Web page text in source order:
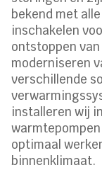
bekend met
inschakelen
ontstoppen
moderniseren
verschillende
installeren wij
optimaal
binnenklimaat.